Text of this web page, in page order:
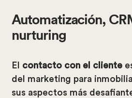
Automatización,
nurturing
El contacto con el cliente
del marketing para
sus aspectos más